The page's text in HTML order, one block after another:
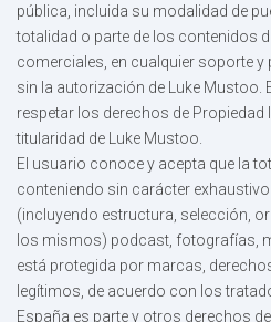
pública, incluida su modalidad de
totalidad o parte de los contenidos
comerciales, en cualquier soporte y
sin la autorización de Luke Mustoo.
respetar los derechos de Propiedad
titularidad de Luke Mustoo.
El usuario conoce y acepta que la
conteniendo sin carácter
(incluyendo estructura, selección,
los mismos) podcast, fotografías,
está protegida por marcas,
legítimos, de acuerdo con los
España es parte y otros derechos